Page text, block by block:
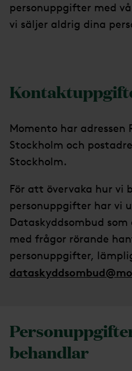
personuppgifter med
vi säljer aldrig dina
Momento har adressen
Stockholm och
Stockholm.
För att övervaka hur vi
personuppgifter har vi
Dataskyddsombud
med frågor rörande
personuppgifter,
behandlar